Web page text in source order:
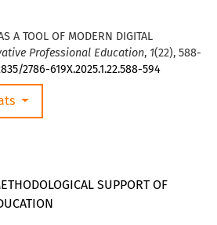
SUPPORT OF
A TOOL OF MODERN DIGITAL
Professional Education, 1(22), 588-
2786-619X.2025.1.22.588-594